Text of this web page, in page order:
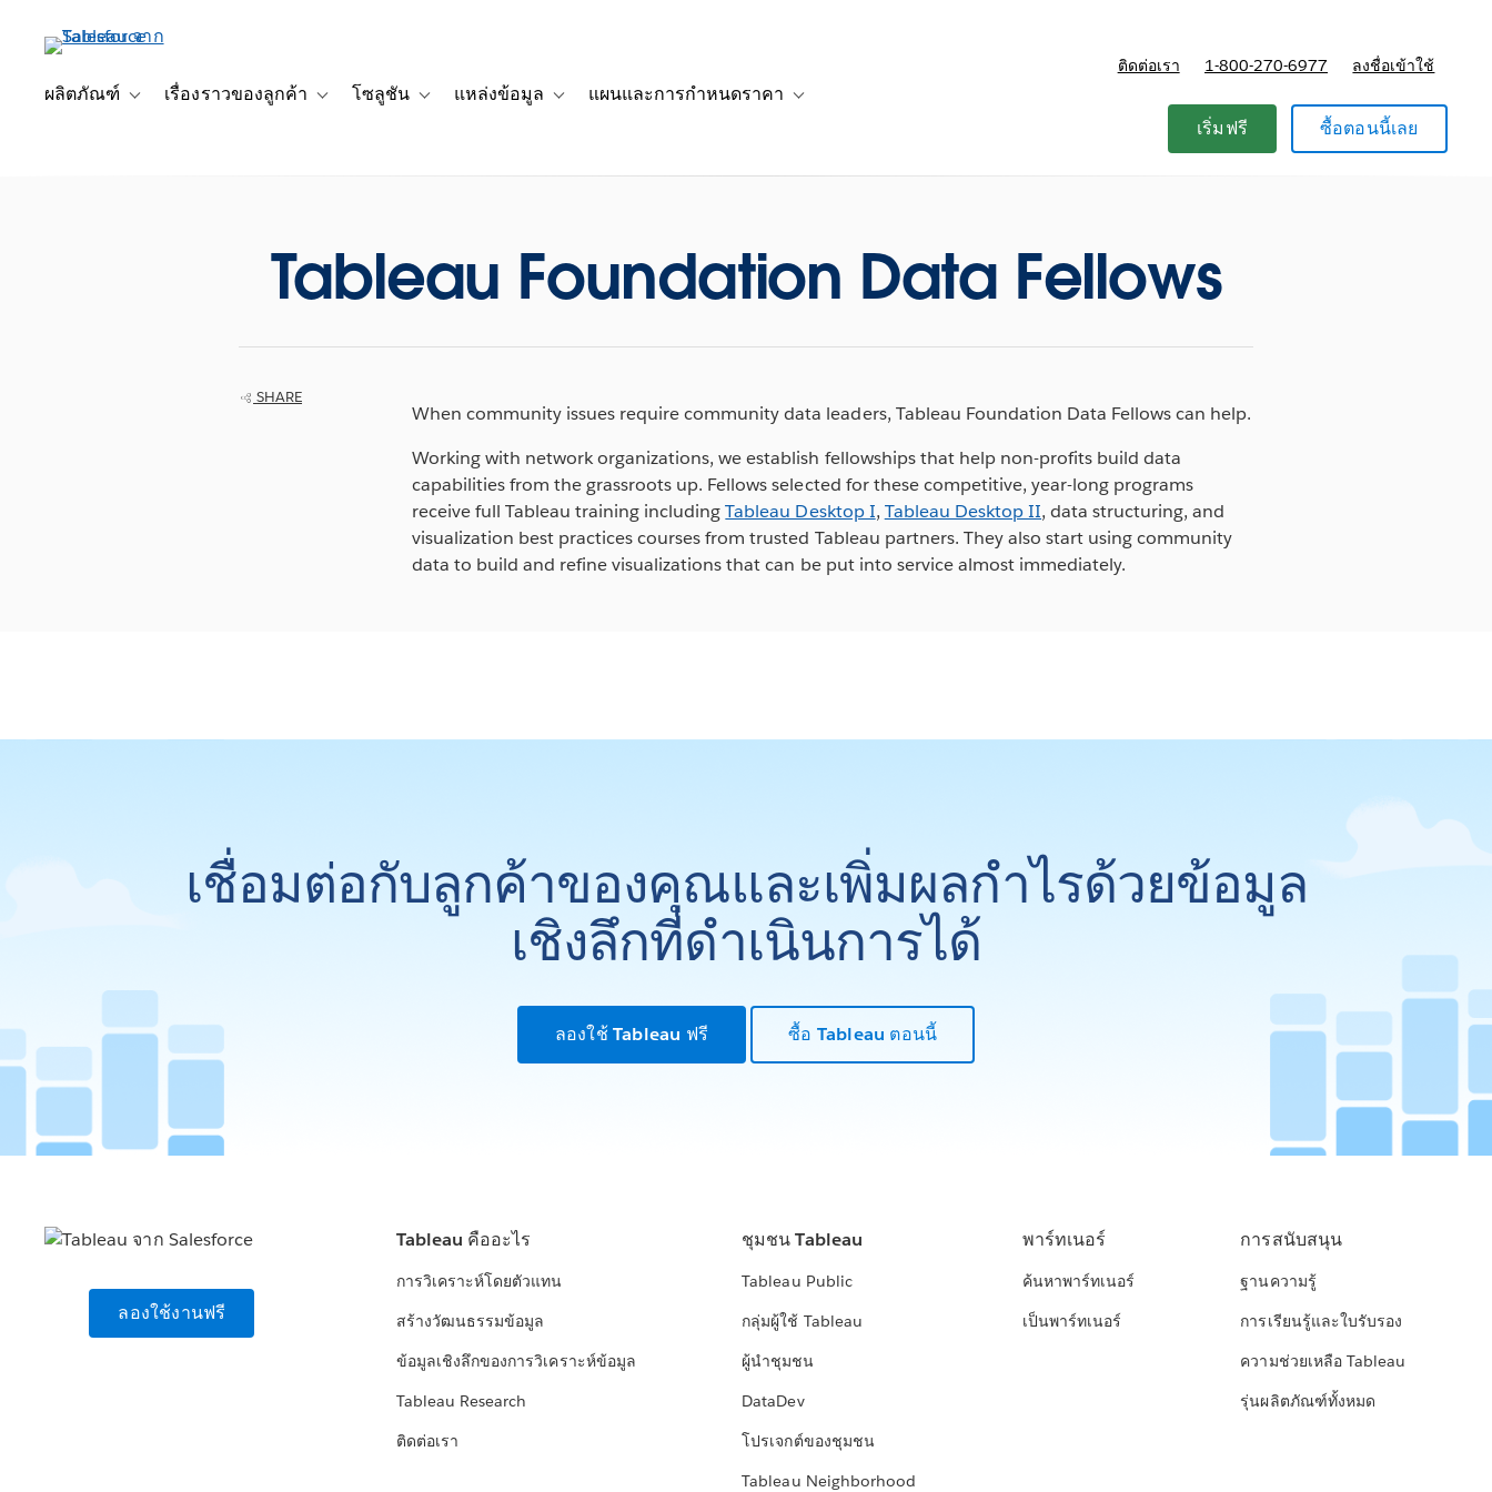
เนื้อหาผลิตภัณฑ์
Toggle sub-navigation for ผลิตภัณฑ์
เรื่องราวของลูกค้า
Toggle sub-navigation for เรื่องราวของลูกค้า
โซลูชัน
Toggle sub-navigation for โซลูชัน
แหล่งข้อมูล แผนและการกำหนดราคา
ติดต่อเรา 1-800-270-6977 ลงชื่อเข้าใช้
เริ่มฟรี ซื้อตอนนี้เลย
Tableau Foundation Data Fellows
SHARE
When community issues require community data leaders, Tableau Foundation Data Fellows can help.
Working with network organizations, we establish fellowships that help non-profits build data
capabilities from the grassroots up. Fellows selected for these competitive, year-long programs
receive full Tableau training includingTableau Desktop I, Tableau Desktop II, data structuring, and
visualization best practices courses from trusted Tableau partners. They also start using community
data to build and refine visualizations that can be put into service almost immediately.
เชื่อมต่อกับลูกค้าของคุณและเพิ่มผลกำไรด้วยข้อมูล
เชิงลึกที่ดำเนินการได้
ลองใช้ Tableau ฟรี ซื้อ Tableau ตอนนี้
ลองใช้งานฟรี
Tableau คืออะไร
การวิเคราะห์โดยตัวแทน
สร้างวัฒนธรรมข้อมูล
ข้อมูลเชิงลึกของการวิเคราะห์ข้อมูล
Tableau Research
ติดต่อเรา
ชุมชน Tableau
Tableau Public
กลุ่มผู้ใช้ Tableau
ผู้นำชุมชน
DataDev
โปรเจกต์ของชุมชน
Tableau Neighborhood
พาร์ทเนอร์
ค้นหาพาร์ทเนอร์
เป็นพาร์ทเนอร์
การสนับสนุน
ฐานความรู้
การเรียนรู้และใบรับรอง
ความช่วยเหลือ Tableau
รุ่นผลิตภัณฑ์ทั้งหมด